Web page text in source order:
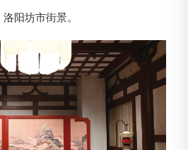
洛阳坊市街景。